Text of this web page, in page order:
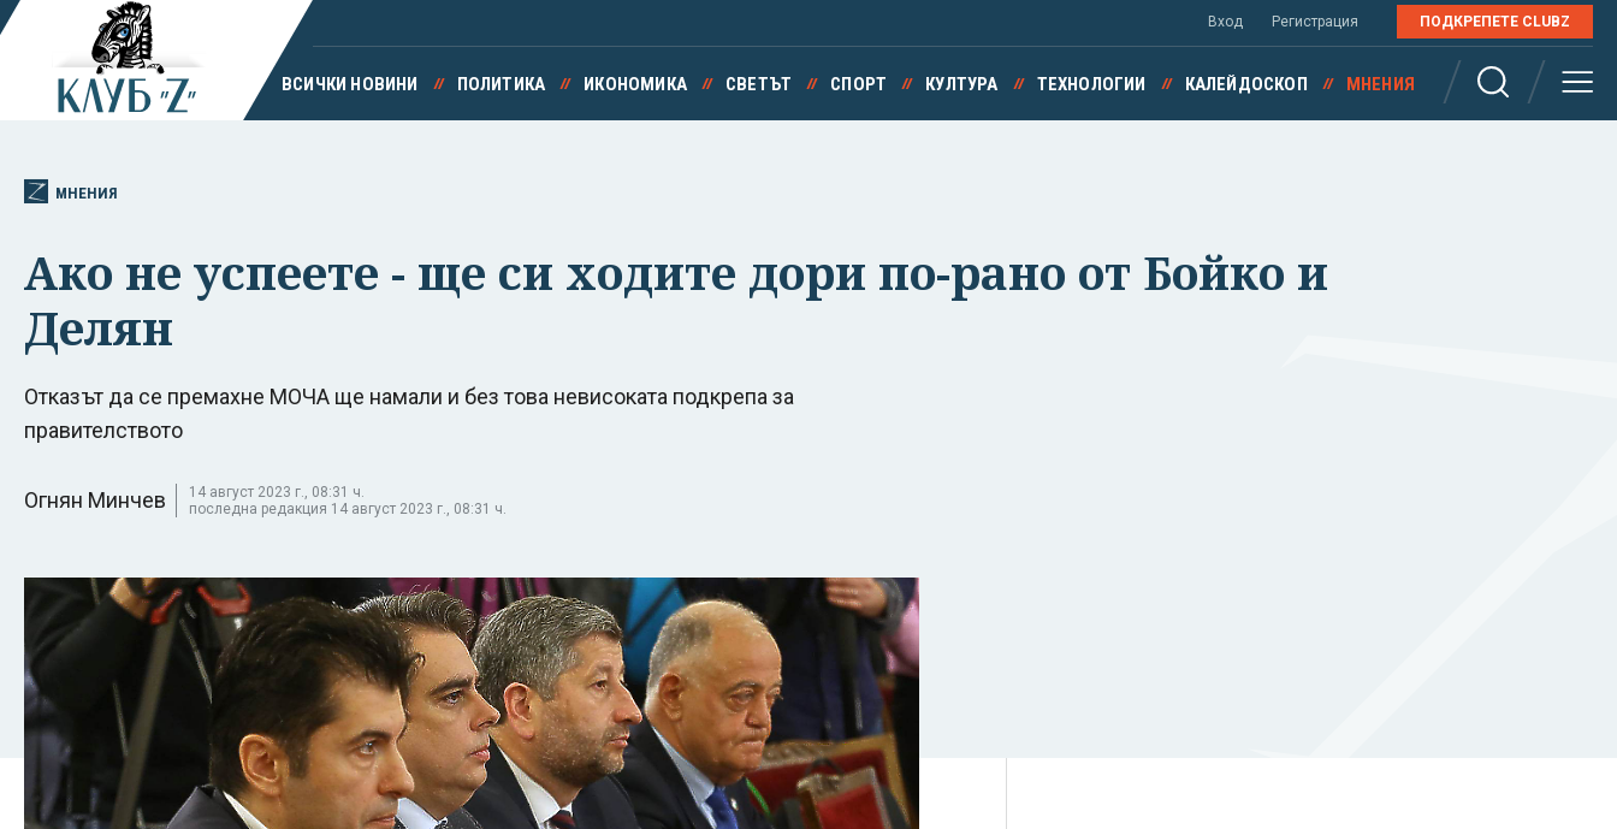
Вход Регистрация ПОДКРЕПЕТЕ CLUBZ
ВСИЧКИ НОВИНИ ПОЛИТИКА ИКОНОМИКА СВЕТЪТ СПОРТ КУЛТУРА ТЕХНОЛОГИИ КАЛЕЙДОСКОП МНЕНИЯ
МНЕНИЯ
Ако не успеете - ще си ходите дори по-рано от Бойко и
Делян
Отказът да се премахне МОЧА ще намали и без това невисоката подкрепа за
правителството
Огнян Минчев
14 август 2023 г., 08:31 ч.
последна редакция 14 август 2023 г., 08:31 ч.